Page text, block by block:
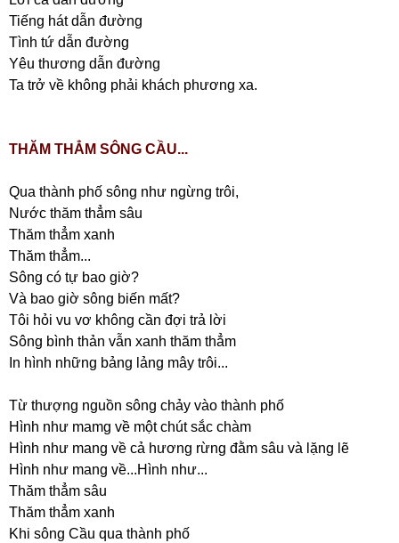
Tiếng hát dẫn đường
Tình tứ dẫn đường
Yêu thương dẫn đường
Ta trở về không phải khách phương xa.
THĂM THẲM SÔNG CẦU...
Qua thành phố sông như ngừng trôi,
Nước thăm thẳm sâu
Thăm thẳm xanh
Thăm thẳm...
Sông có tự bao giờ?
Và bao giờ sông biến mất?
Tôi hỏi vu vơ không cần đợi trả lời
Sông bình thản vẫn xanh thăm thẳm
In hình những bảng lảng mây trôi...
Từ thượng nguồn sông chảy vào thành phố
Hình như mamg về một chút sắc chàm
Hình như mang về cả hương rừng đằm sâu và lặng lẽ
Hình như mang về...Hình như...
Thăm thẳm sâu
Thăm thẳm xanh
Khi sông Cầu qua thành phố